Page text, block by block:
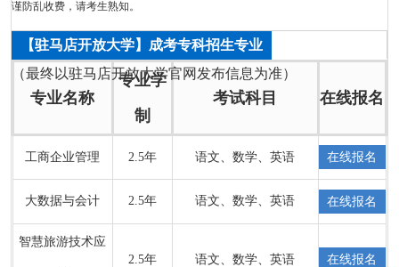
谨防乱收费，请考生熟知。
【驻马店开放大学】成考专科招生专业
（最终以驻马店开放大学官网发布信息为准）
专业名称
专业学
制
考试科目 在线报名
工商企业管理 2.5年 语文、数学、英语 在线报名
大数据与会计 2.5年 语文、数学、英语 在线报名
智慧旅游技术应
2.5年 语文、数学、英语 在线报名